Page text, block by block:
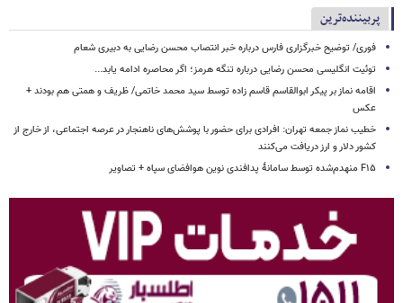
پربیننده‌ترین
فوری/ توضیح خبرگزاری فارس درباره خبر انتصاب محسن رضایی به دبیری شعام
توئیت انگلیسی محسن رضایی درباره تنگه هرمز؛ اگر محاصره ادامه یابد...
اقامه نماز بر پیکر ابوالقاسم قاسم زاده توسط سید محمد خاتمی/ ظریف و همتی هم بودند +
عکس
خطیب نماز جمعه تهران: افرادی برای حضور با پوشش‌های ناهنجار در عرصه اجتماعی، از خارج از
کشور دلار و ارز دریافت می‌کنند
F۱۵ منهدم‌شده توسط سامانۀ پدافندی نوین هوافضای سپاه + تصاویر